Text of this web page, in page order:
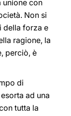
unione con
Non si
della forza e
ragione, la
perciò, è
di
ad una
tutta la